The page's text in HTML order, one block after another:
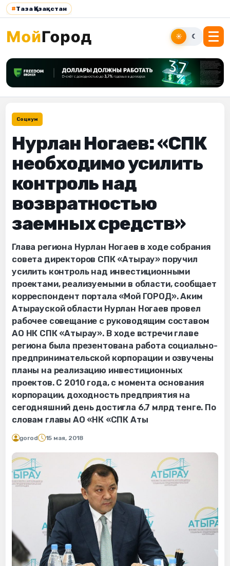
#Таза Қазақстан
☀ ☾
Социум
Нурлан Ногаев: «СПК
необходимо усилить
контроль над
возвратностью
заемных средств»
Глава региона Нурлан Ногаев в ходе собрания
совета директоров СПК «Атырау» поручил
усилить контроль над инвестиционными
проектами, реализуемыми в области, сообщает
корреспондент портала «Мой ГОРОД». Аким
Атырауской области Нурлан Ногаев провел
рабочее совещание с руководящим составом
АО НК СПК «Атырау». В ходе встречи главе
региона была презентована работа социально-
предпринимательской корпорации и озвучены
планы на реализацию инвестиционных
проектов. С 2010 года, с момента основания
корпорации, доходность предприятия на
сегодняшний день достигла 6,7 млрд тенге. По
словам главы АО «НК «СПК Аты
gorod 15 мая, 2018